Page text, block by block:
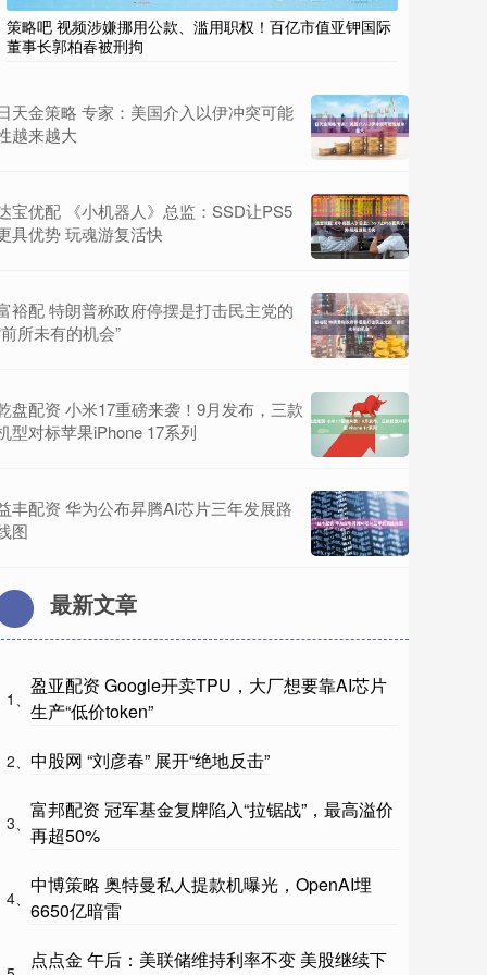
策略吧 视频涉嫌挪用公款、滥用职权！百亿市值亚钾国际
董事长郭柏春被刑拘
天金策略 专家：美国介入以伊冲突可能
越来越大
宝优配 《小机器人》总监：SSD让PS5
具优势 玩魂游复活快
裕配 特朗普称政府停摆是打击民主党的
前所未有的机会”
盘配资 小米17重磅来袭！9月发布，三款
型对标苹果iPhone 17系列
丰配资 华为公布昇腾AI芯片三年发展路
图
最新文章
1、
盈亚配资 Google开卖TPU，大厂想要靠AI芯片
生产“低价token”
2、 中股网 “刘彦春” 展开“绝地反击”
3、
富邦配资 冠军基金复牌陷入“拉锯战”，最高溢价
再超50%
4、
中博策略 奥特曼私人提款机曝光，OpenAI埋
6650亿暗雷
点点金 午后：美联储维持利率不变 美股继续下